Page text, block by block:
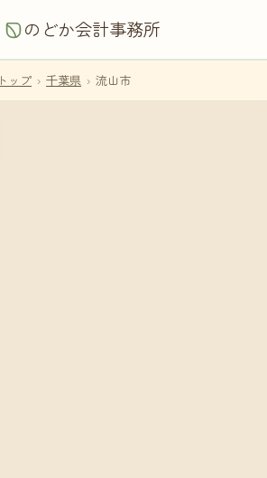
のどか会計事務所
トップ › 千葉県 › 流山市